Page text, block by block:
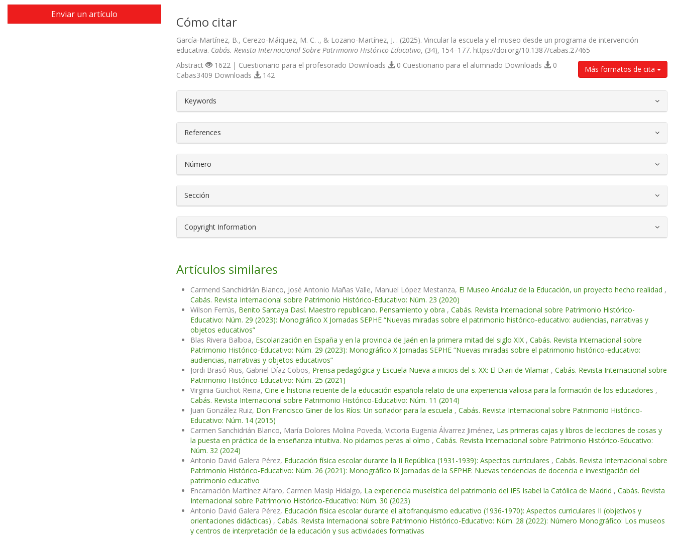
Cómo citar
García-Martínez, B., Cerezo-Máiquez, M. C. ., & Lozano-Martínez, J. . (2025). Vincular la escuela y el museo desde un programa de intervención
educativa. Cabás. Revista Internacional Sobre Patrimonio Histórico-Educativo, (34), 154–177. https://doi.org/10.1387/cabas.27465
Más formatos de cita
Abstract 1622 | Cuestionario para el profesorado Downloads 0 Cuestionario para el alumnado Downloads
0
Cabas3409 Downloads
142
##plugins.themes.bootstrap3.article.details##
Keywords
References
Número
Sección
Copyright Information
Artículos similares
Carmend Sanchidrián Blanco, José Antonio Mañas Valle, Manuel López Mestanza, El Museo Andaluz de la Educación, un proyecto hecho realidad ,
Cabás. Revista Internacional sobre Patrimonio Histórico-Educativo: Núm. 23 (2020)
Wilson Ferrús, Benito Santaya Dasí. Maestro republicano. Pensamiento y obra , Cabás. Revista Internacional sobre Patrimonio Histórico-
Educativo: Núm. 29 (2023): Monográfico X Jornadas SEPHE “Nuevas miradas sobre el patrimonio histórico-educativo: audiencias, narrativas y
objetos educativos”
Blas Rivera Balboa, Escolarización en España y en la provincia de Jaén en la primera mitad del siglo XIX , Cabás. Revista Internacional sobre
Patrimonio Histórico-Educativo: Núm. 29 (2023): Monográfico X Jornadas SEPHE “Nuevas miradas sobre el patrimonio histórico-educativo:
audiencias, narrativas y objetos educativos”
Jordi Brasó Rius, Gabriel Díaz Cobos, Prensa pedagógica y Escuela Nueva a inicios del s. XX: El Diari de Vilamar , Cabás. Revista Internacional sobre
Patrimonio Histórico-Educativo: Núm. 25 (2021)
Virginia Guichot Reina, Cine e historia reciente de la educación española relato de una experiencia valiosa para la formación de los educadores ,
Cabás. Revista Internacional sobre Patrimonio Histórico-Educativo: Núm. 11 (2014)
Juan González Ruiz, Don Francisco Giner de los Ríos: Un soñador para la escuela , Cabás. Revista Internacional sobre Patrimonio Histórico-
Educativo: Núm. 14 (2015)
Carmen Sanchidrián Blanco, María Dolores Molina Poveda, Victoria Eugenia Álvarrez Jiménez, Las primeras cajas y libros de lecciones de cosas y
la puesta en práctica de la enseñanza intuitiva. No pidamos peras al olmo , Cabás. Revista Internacional sobre Patrimonio Histórico-Educativo:
Núm. 32 (2024)
Antonio David Galera Pérez, Educación física escolar durante la II República (1931-1939): Aspectos curriculares , Cabás. Revista Internacional sobre
Patrimonio Histórico-Educativo: Núm. 26 (2021): Monográfico IX Jornadas de la SEPHE: Nuevas tendencias de docencia e investigación del
patrimonio educativo
Encarnación Martínez Alfaro, Carmen Masip Hidalgo, La experiencia museística del patrimonio del IES Isabel la Católica de Madrid , Cabás. Revista
Internacional sobre Patrimonio Histórico-Educativo: Núm. 30 (2023)
Antonio David Galera Pérez, Educación física escolar durante el altofranquismo educativo (1936-1970): Aspectos curriculares II (objetivos y
orientaciones didácticas) , Cabás. Revista Internacional sobre Patrimonio Histórico-Educativo: Núm. 28 (2022): Número Monográfico: Los museos
y centros de interpretación de la educación y sus actividades formativas
Enviar un artículo